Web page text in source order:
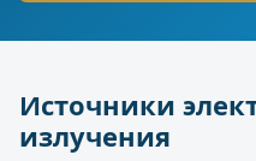
Источники
излучения